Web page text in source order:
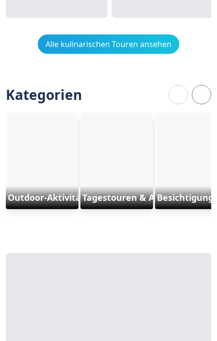
Alle kulinarischen Touren ansehen
Kategorien
Outdoor-Aktivitäten und Sports
Tagestouren & Ausflüge